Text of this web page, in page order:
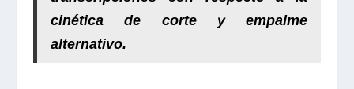
cinética de corte y empalme
alternativo.